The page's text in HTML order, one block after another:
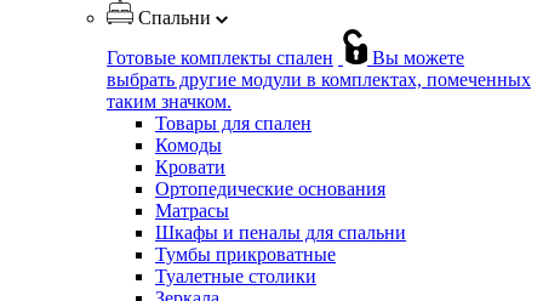
Спальни
Готовые комплекты спален
Вы можете
выбрать другие модули в комплектах, помеченных
таким значком.
Товары для спален
Комоды
Кровати
Ортопедические основания
Матрасы
Шкафы и пеналы для спальни
Тумбы прикроватные
Туалетные столики